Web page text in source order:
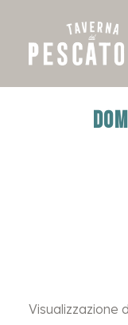
Visualizzazione